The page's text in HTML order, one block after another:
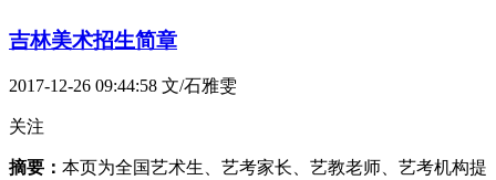
吉林美术招生简章
2017-12-26 09:44:58 文/石雅雯
关注
摘要： 本页为全国艺术生、艺考家长、艺教老师、艺考机构提